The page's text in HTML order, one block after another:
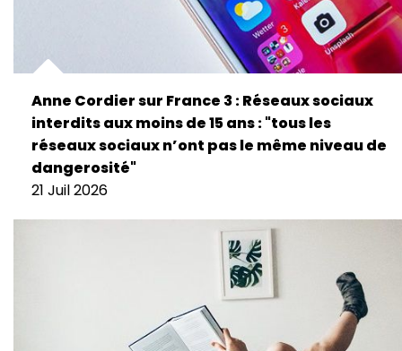
Anne Cordier sur France 3 : Réseaux sociaux
interdits aux moins de 15 ans : "tous les
réseaux sociaux n’ont pas le même niveau de
dangerosité"
21 Juil 2026